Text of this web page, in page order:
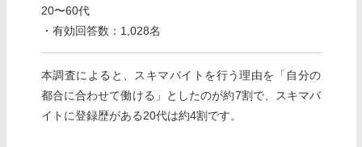
20〜60代
・有効回答数：1,028名
本調査によると、スキマバイトを行う理由を「自分の
都合に合わせて働ける」としたのが約7割で、スキマバ
イトに登録歴がある20代は約4割です。